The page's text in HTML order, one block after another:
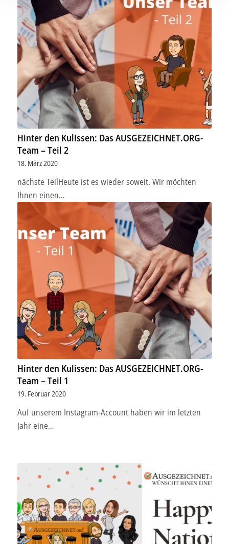
personalisieren, Funktionen für soziale Medien anbieten
zu können und die Zugriffe auf unsere Website zu
analysieren. Außerdem geben wir Informationen zu Ihrer
Verwendung unserer Website an unsere Partner für
soziale Medien, Werbung und Analysen weiter. Unsere
Partner führen diese Informationen möglicherweise mit
weiteren Daten zusammen, die Sie ihnen bereitgestellt
haben oder die sie im Rahmen Ihrer Nutzung der Dienste
gesammelt haben.
Unsere Datenschutzerklärung finden siehier.
Hinter den Kulissen: Das AUSGEZEICHNET.ORG-
Team – Teil 2
18. März 2020
nächste TeilHeute ist es wieder soweit. Wir möchten
Ihnen einen…
Hinter den Kulissen: Das AUSGEZEICHNET.ORG-
Team – Teil 1
19. Februar 2020
Auf unserem Instagram-Account haben wir im letzten
Jahr eine…